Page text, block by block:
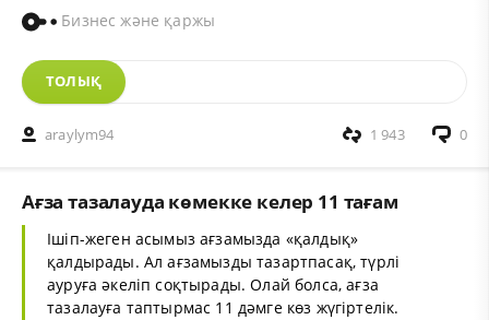
Бизнес және қаржы
ТОЛЫҚ
araylym94 0
1 943
Ағза тазалауда көмекке келер 11 тағам
Ішіп-жеген асымыз ағзамызда «қалдық»
қалдырады. Ал ағзамызды тазартпасақ, түрлі
ауруға әкеліп соқтырады. Олай болса, ағза
тазалауға таптырмас 11 дәмге көз жүгіртелік.